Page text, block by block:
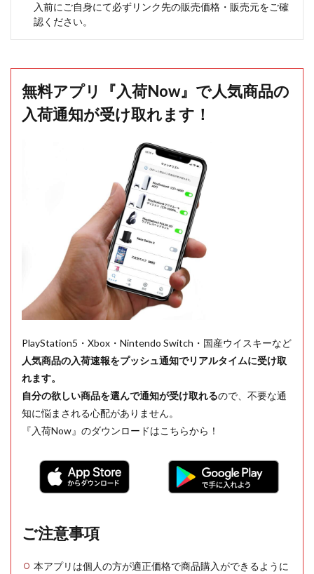
入前にご自身にて必ずリンク先の販売価格・販売元をご確
認ください。
無料アプリ『入荷Now』で人気商品の
入荷通知が受け取れます！
PlayStation5・Xbox・Nintendo Switch・国産ウイスキーなど
人気商品の入荷速報をプッシュ通知でリアルタイムに受け取
れます。
自分の欲しい商品を選んで通知が受け取れるので、不要な通
知に悩まされる心配がありません。
『入荷Now』のダウンロードはこちらから！
ご注意事項
本アプリは個人の方が適正価格で商品購入ができるように